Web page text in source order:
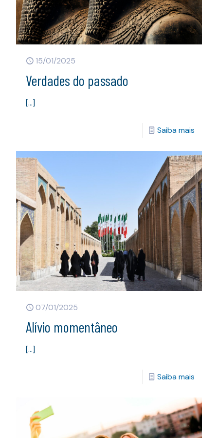
15/01/2025
Verdades do passado
[…]
Saiba mais
07/01/2025
Alívio momentâneo
[…]
Saiba mais